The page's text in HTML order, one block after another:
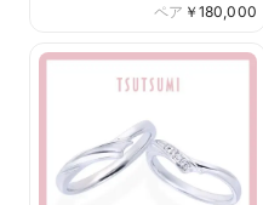
￥ 180,000
ペア